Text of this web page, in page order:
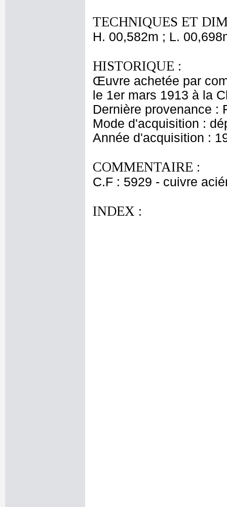
TECHNIQUES ET
H. 00,582m ; L.
HISTORIQUE :
Œuvre achetée par
le 1er mars 1913 à la
Dernière provenance :
Mode d'acquisition :
Année d'acquisition :
COMMENTAIRE :
C.F : 5929 - cuivre
INDEX :